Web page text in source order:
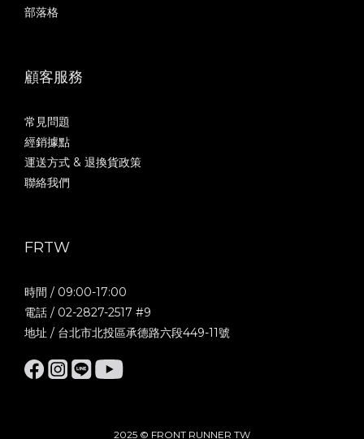
部落格
顧客服務
常見問題
經銷據點
運送方式 & 退換貨政策
聯絡我們
FRTW
時間 / 09:00-17:00
電話 / 02-2827-2517 #9
地址 / 台北市北投區承德路六段449-11號
2025 © FRONT RUNNER TW